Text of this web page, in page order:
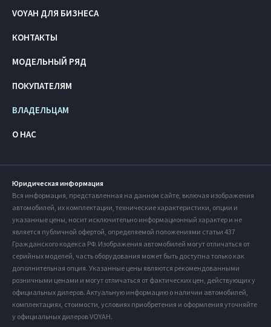
VOYAH ДЛЯ БИЗНЕСА
КОНТАКТЫ
МОДЕЛЬНЫЙ РЯД
ПОКУПАТЕЛЯМ
ВЛАДЕЛЬЦАМ
О НАС
Юридическая информация
Вся информация, представленная на данном сайте, включая изображения
автомобилей, их комплектации, технические характеристики, опции и
указанные цены, носит исключительно информационный характер и не
является публичной офертой, определяемой положениями статьи 437
Гражданского кодекса РФ. Изображения автомобилей могут отличаться от
серийных моделей, часть оборудования может быть доступна только как
дополнительная опция. Указанные цены являются рекомендованными
розничными ценами и могут отличаться от фактических цен, действующих у
официальных дилеров. Актуальную информацию о наличии автомобилей,
комплектациях, стоимости, условиях приобретения и оформления уточняйте
у официальных дилеров VOYAH.